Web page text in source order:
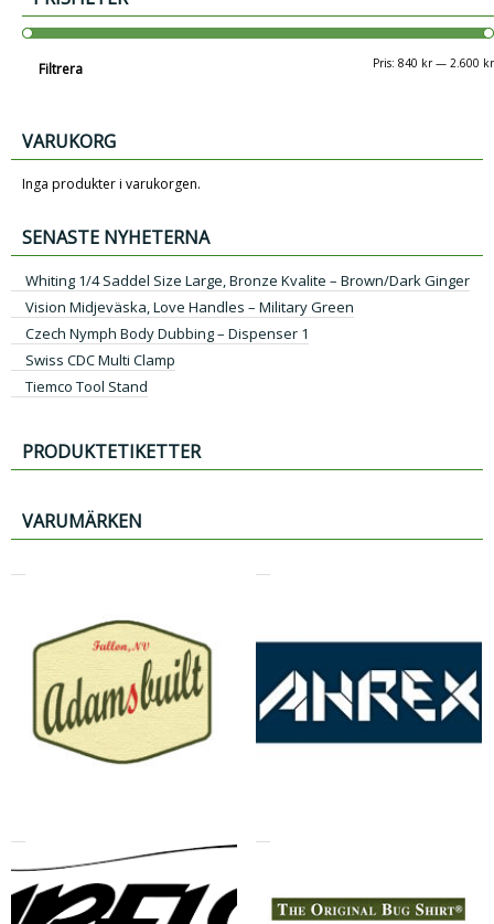
Filtrera Pris: 840 kr— 2.600 kr
VARUKORG
Inga produkter i varukorgen.
SENASTE NYHETERNA
Whiting 1/4 Saddel Size Large, Bronze Kvalite – Brown/Dark Ginger
Vision Midjeväska, Love Handles – Military Green
Czech Nymph Body Dubbing – Dispenser 1
Swiss CDC Multi Clamp
Tiemco Tool Stand
PRODUKTETIKETTER
VARUMÄRKEN